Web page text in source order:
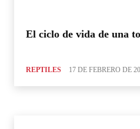
El ciclo de vida de una
REPTILES 17 DE FEBRERO DE